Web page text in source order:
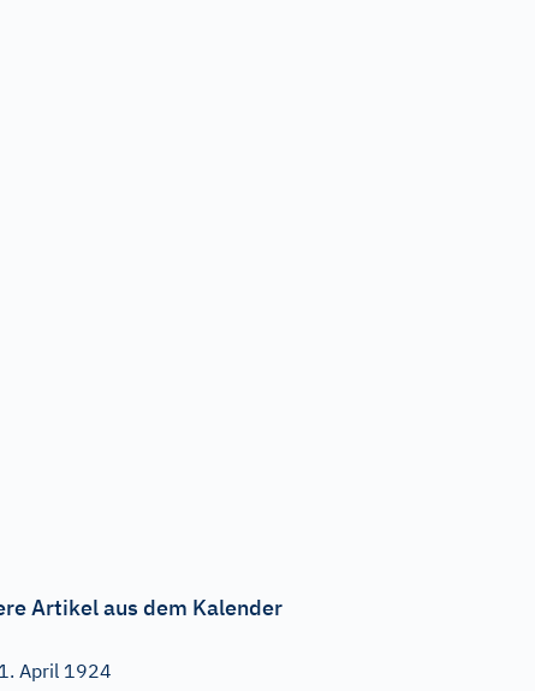
Artikel aus dem Kalender
April 1924